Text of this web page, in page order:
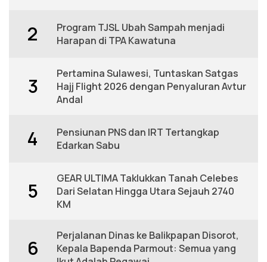
2
Program TJSL Ubah Sampah menjadi
Harapan di TPA Kawatuna
3
Pertamina Sulawesi, Tuntaskan Satgas
Hajj Flight 2026 dengan Penyaluran Avtur
Andal
4
Pensiunan PNS dan IRT Tertangkap
Edarkan Sabu
5
GEAR ULTIMA Taklukkan Tanah Celebes
Dari Selatan Hingga Utara Sejauh 2740
KM
6
Perjalanan Dinas ke Balikpapan Disorot,
Kepala Bapenda Parmout: Semua yang